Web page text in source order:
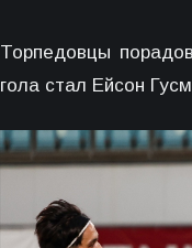
Торпедовцы
гола стал Ейсон